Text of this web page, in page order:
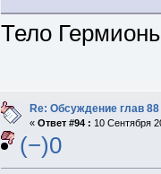
Тело
Re: Обсуждение глав 88
« Ответ #94 : 10 Сентября
(−)0